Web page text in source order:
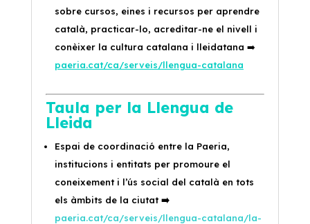
sobre cursos, eines i recursos per aprendre
català, practicar-lo, acreditar-ne el nivell i
conèixer la cultura catalana i lleidatana ➡️
paeria.cat/ca/serveis/llengua-catalana
Taula per la Llengua de
Lleida
Espai de coordinació entre la Paeria,
institucions i entitats per promoure el
coneixement i l’ús social del català en tots
els àmbits de la ciutat➡️
paeria.cat/ca/serveis/llengua-catalana/la-